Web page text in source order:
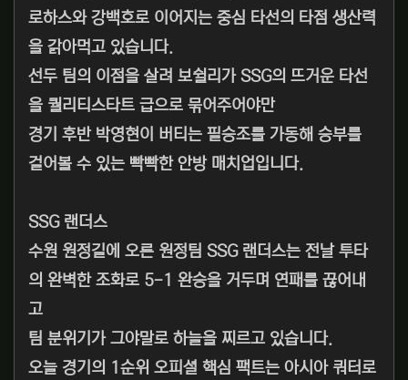
로하스와 강백호로 이어지는 중심 타선의 타점 생산력
을 갉아먹고 있습니다.
선두 팀의 이점을 살려 보쉴리가 SSG의 뜨거운 타선
을 퀄리티스타트 급으로 묶어주어야만
경기 후반 박영현이 버티는 필승조를 가동해 승부를
걸어볼 수 있는 빡빡한 안방 매치업입니다.
SSG 랜더스
수원 원정길에 오른 원정팀 SSG 랜더스는 전날 투타
의 완벽한 조화로 5-1 완승을 거두며 연패를 끊어내
고
팀 분위기가 그야말로 하늘을 찌르고 있습니다.
오늘 경기의 1순위 오피셜 핵심 팩트는 아시아 쿼터로